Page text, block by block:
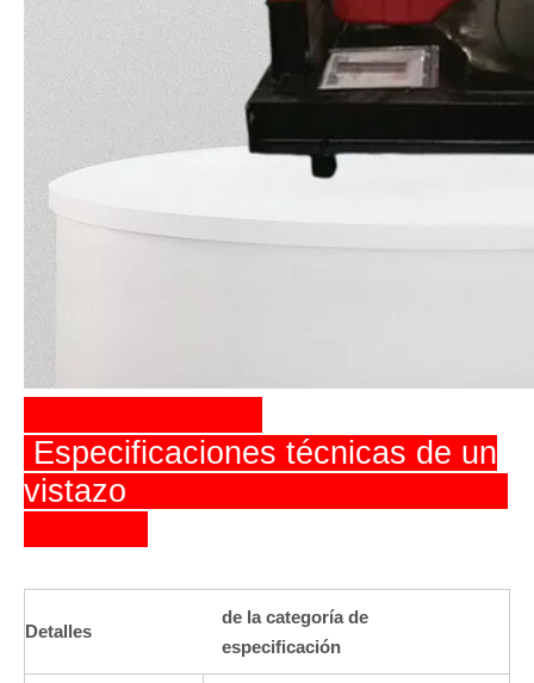
Especificaciones técnicas de un
vistazo
Detalles
de la categoría de
especificación